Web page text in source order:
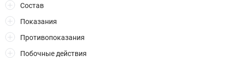
Состав
Показания
Противопоказания
Побочные действия